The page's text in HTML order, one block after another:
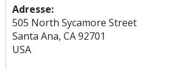
Adresse:
505 North Sycamore Street
Santa Ana, CA 92701
USA